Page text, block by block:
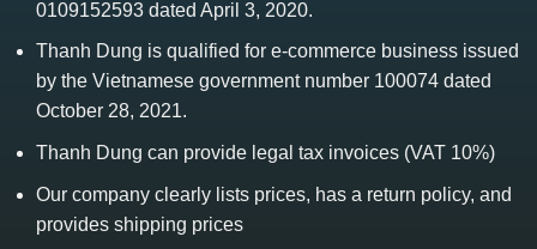
0109152593 dated April 3, 2020.
Thanh Dung is qualified for e-commerce business issued
by the Vietnamese government number 100074 dated
October 28, 2021.
Thanh Dung can provide legal tax invoices (VAT 10%)
Our company clearly lists prices, has a return policy, and
provides shipping prices